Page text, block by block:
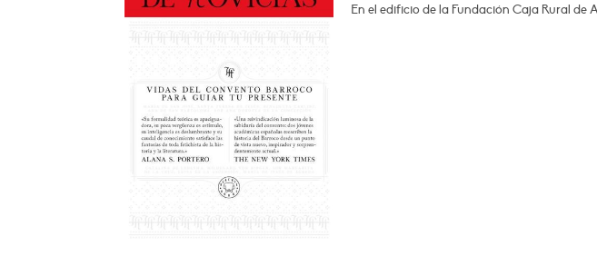
En el edificio de la Fundación Caja Rural de